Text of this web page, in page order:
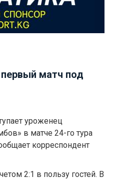
матч под
уроженец
в матче 24-го тура
корреспондент
2:1 в пользу гостей. В